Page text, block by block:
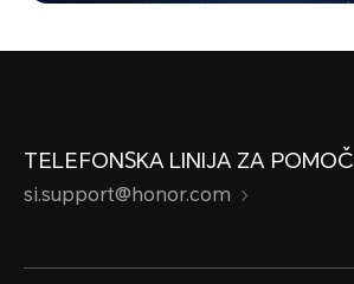
TELEFONSKA LINIJA ZA POMOČ
si.support@honor.com